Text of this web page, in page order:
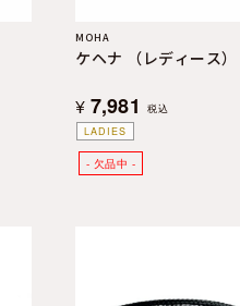
LADIES
MOHA
ケヘナ （レディース）
¥ 7,981 税込